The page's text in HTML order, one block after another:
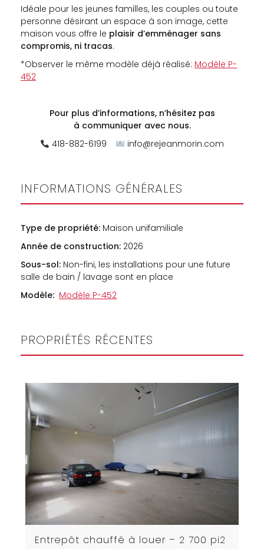
Idéale pour les jeunes familles, les couples ou toute
personne désirant un espace à son image, cette
maison vous offre le plaisir d’emménager sans
compromis, ni tracas.
*Observer le même modèle déjà réalisé: Modèle P-
452
Pour plus d’informations, n’hésitez pas
à communiquer avec nous.
418-882-6199
info@rejeanmorin.com
INFORMATIONS GÉNÉRALES
Type de propriété: Maison unifamiliale
Année de construction: 2026
Sous-sol: Non-fini, les installations pour une future
salle de bain / lavage sont en place
Modèle: Modèle P-452
PROPRIÉTÉS RÉCENTES
Entrepôt chauffé à louer – 2 700 pi2